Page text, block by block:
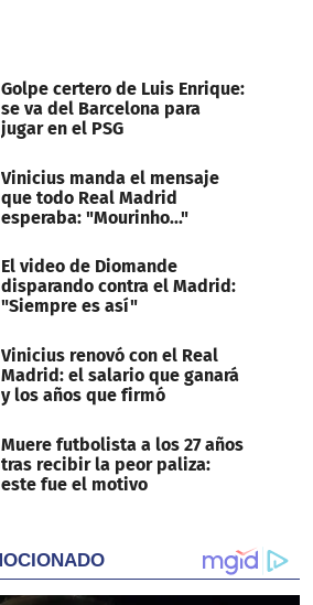
Golpe certero de Luis Enrique:
se va del Barcelona para
jugar en el PSG
Vinicius manda el mensaje
que todo Real Madrid
esperaba: "Mourinho..."
El video de Diomande
disparando contra el Madrid:
"Siempre es así"
Vinicius renovó con el Real
Madrid: el salario que ganará
y los años que firmó
Muere futbolista a los 27 años
tras recibir la peor paliza:
este fue el motivo